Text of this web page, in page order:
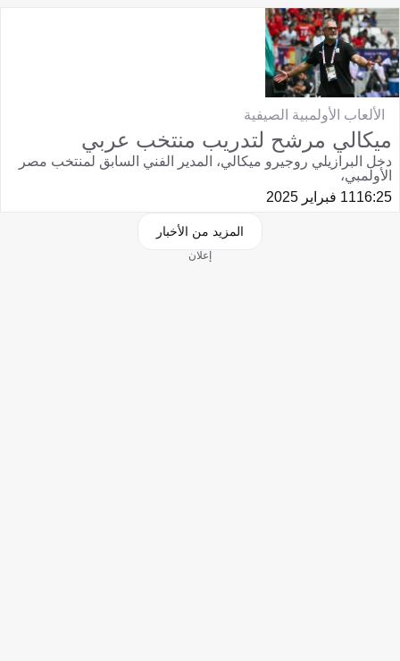
الألعاب الأولمبية الصيفية
ميكالي مرشح لتدريب منتخب عربي
دخل البرازيلي روجيرو ميكالي، المدير الفني السابق لمنتخب مصر
الأولمبي،
16:2511 فبراير 2025
المزيد من الأخبار
إعلان